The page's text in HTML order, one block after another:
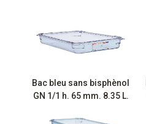
Bac bleu sans bisphènol
GN 1/1 h. 65 mm. 8.35 L.